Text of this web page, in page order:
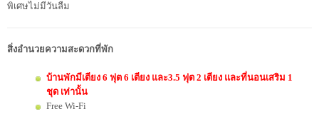
พิเศษไม่มีวันลืม
สิ่งอำนวยความสะดวกที่พัก
บ้านพักมีเตียง 6 ฟุต 6 เตียง และ3.5 ฟุต 2 เตียง และที่นอนเสริม 1
ชุด เท่านั้น
Free Wi-Fi